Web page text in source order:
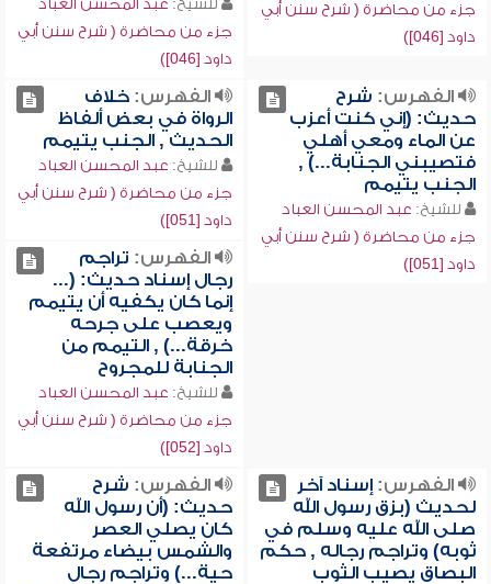
جزء من محاضرة ( شرح سنن أبي
داود [046])
للشيخ: عبد المحسن العباد
جزء من محاضرة ( شرح سنن أبي
داود [046])
الفهرس: شرح
حديث: (إني كنت أعزب
عن الماء ومعي أهلي
فتصيبني الجنابة...) ,
الجنب يتيمم
للشيخ: عبد المحسن العباد
جزء من محاضرة ( شرح سنن أبي
داود [051])
الفهرس:خلاف
الرواة في بعض ألفاظ
الحديث , الجنب يتيمم
للشيخ: عبد المحسن العباد
جزء من محاضرة ( شرح سنن أبي
داود [051])
الفهرس: تراجم
رجال إسناد حديث: (...
إنما كان يكفيه أن يتيمم
ويعصب على جرحه
خرقة...) , التيمم من
الجنابة للمجروح
للشيخ: عبد المحسن العباد
جزء من محاضرة ( شرح سنن أبي
داود [052])
الفهرس:إسناد آخر
لحديث (بزق رسول الله
صلى الله عليه وسلم في
ثوبه) وتراجم رجاله , حكم
البصاق يصيب الثوب
الفهرس: شرح
حديث: (أن رسول الله
كان يصلي العصر
والشمس بيضاء مرتفعة
حية...) وتراجم رجال